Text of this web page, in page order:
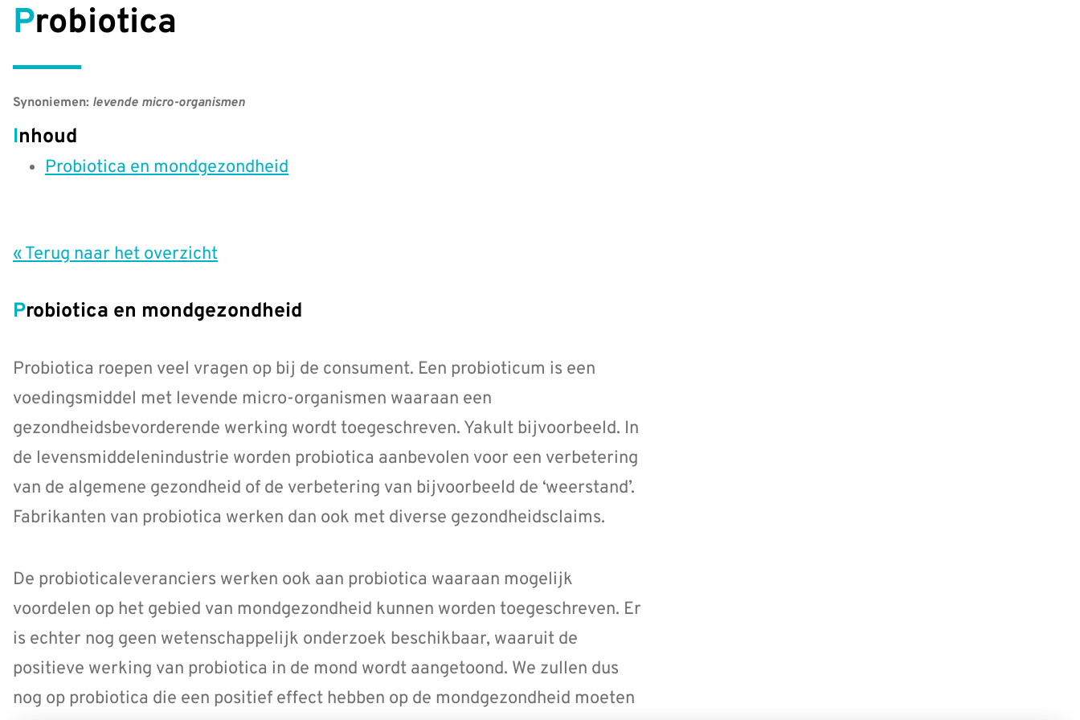
Probiotica
Synoniemen: levende micro-organismen
Inhoud
Probiotica en mondgezondheid
« Terug naar het overzicht
Probiotica en mondgezondheid
Probiotica roepen veel vragen op bij de consument. Een probioticum is een
voedingsmiddel met levende micro-organismen waaraan een
gezondheidsbevorderende werking wordt toegeschreven. Yakult bijvoorbeeld. In
de levensmiddelenindustrie worden probiotica aanbevolen voor een verbetering
van de algemene gezondheid of de verbetering van bijvoorbeeld de ‘weerstand’.
Fabrikanten van probiotica werken dan ook met diverse gezondheidsclaims.
De probioticaleveranciers werken ook aan probiotica waaraan mogelijk
voordelen op het gebied van mondgezondheid kunnen worden toegeschreven. Er
is echter nog geen wetenschappelijk onderzoek beschikbaar, waaruit de
positieve werking van probiotica in de mond wordt aangetoond. We zullen dus
nog op probiotica die een positief effect hebben op de mondgezondheid moeten